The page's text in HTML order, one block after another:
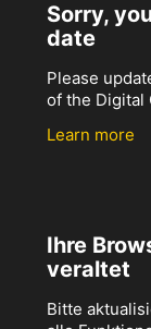
Sorry,
date
Please
of the Digital
Learn more
Ihre
veraltet
Bitte